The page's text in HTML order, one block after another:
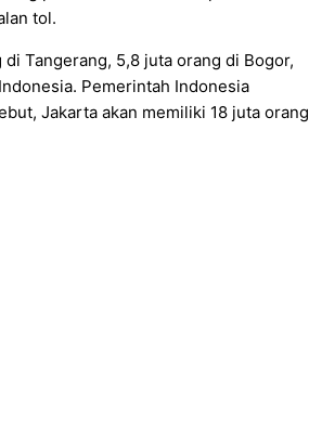
tol.
Tangerang, 5,8 juta orang di Bogor,
Pemerintah Indonesia
Jakarta akan memiliki 18 juta orang